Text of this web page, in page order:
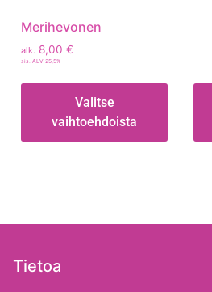
Merihevonen
alk. 8,00 €
sis. ALV 25,5%
Valitse
vaihtoehdoista
Tietoa